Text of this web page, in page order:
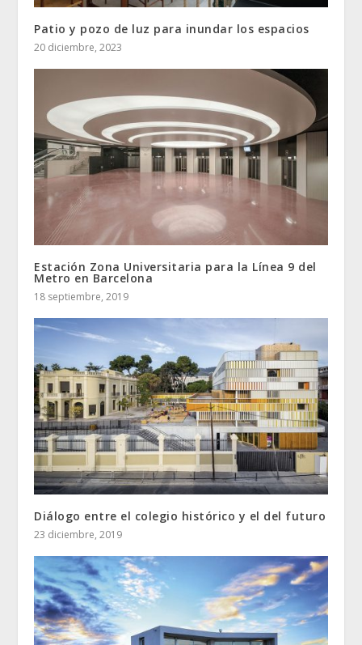
Patio y pozo de luz para inundar los espacios
20 diciembre, 2023
Estación Zona Universitaria para la Línea 9 del
Metro en Barcelona
18 septiembre, 2019
Diálogo entre el colegio histórico y el del futuro
23 diciembre, 2019